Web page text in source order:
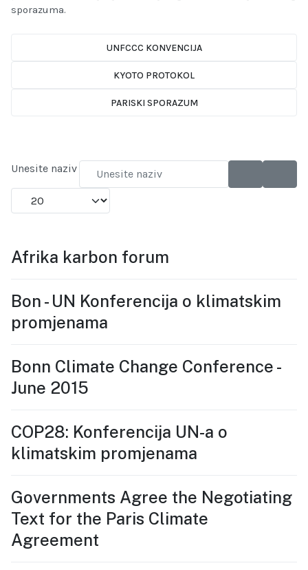
sporazuma.
UNFCCC KONVENCIJA
KYOTO PROTOKOL
PARISKI SPORAZUM
Unesite naziv
Prikaži broj
Afrika karbon forum
Bon - UN Konferencija o klimatskim
promjenama
Bonn Climate Change Conference -
June 2015
COP28: Konferencija UN-a o
klimatskim promjenama
Governments Agree the Negotiating
Text for the Paris Climate
Agreement